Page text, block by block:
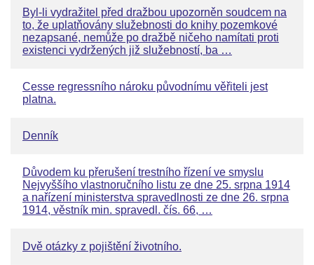
Byl-li vydražitel před dražbou upozorněn soudcem na
to, že uplatňovány služebnosti do knihy pozemkové
nezapsané, nemůže po dražbě ničeho namítati proti
existenci vydržených již služebností, ba …
Cesse regressního nároku původnímu věřiteli jest
platna.
Denník
Důvodem ku přerušení trestního řízení ve smyslu
Nejvyššího vlastnoručního listu ze dne 25. srpna 1914
a nařízení ministerstva spravedlnosti ze dne 26. srpna
1914, věstník min. spravedl. čís. 66, …
Dvě otázky z pojištění životního.